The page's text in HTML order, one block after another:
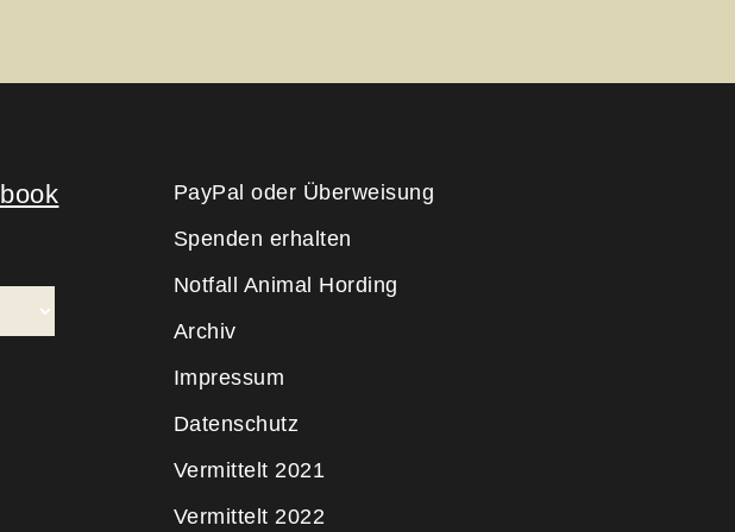
PayPal oder Überweisung
Spenden erhalten
Notfall Animal Hording
Archiv
Impressum
Datenschutz
Vermittelt 2021
Vermittelt 2022